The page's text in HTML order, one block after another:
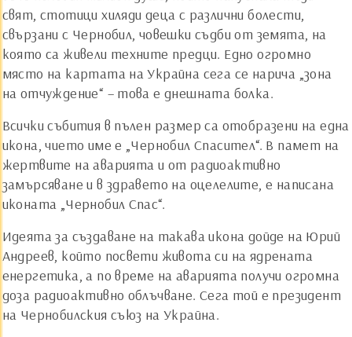
свят, стотици хиляди деца с различни болести,
свързани с Чернобил, човешки съдби от земята, на
която са живели техните предци. Едно огромно
място на картата на Украйна сега се нарича „зона
на отчуждение“ – това е днешната болка.
Всички събития в пълен размер са отобразени на една
икона, чието име е „Чернобил Спасител“. В памет на
жертвите на аварията и от радиоактивно
замърсяване и в здравето на оцелелите, е написана
иконата „Чернобил Спас“.
Идеята за създаване на такава икона дойде на Юрий
Андреев, който посвети живота си на ядрената
енергетика, а по време на аварията получи огромна
доза радиоактивно облъчване. Сега той е президент
на Чернобилския съюз на Украйна.